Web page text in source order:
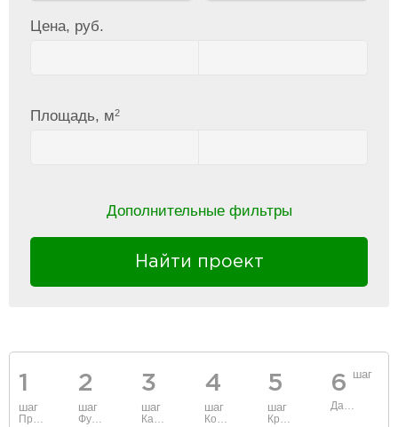
Цена, руб.
Площадь, м2
Дополнительные фильтры
Найти проект
1
шаг
Проект
2
шаг
Фундамент
3
шаг
Каркас и стены
4
шаг
Коммуникации
5
шаг
Крыша
6 шаг
Данные